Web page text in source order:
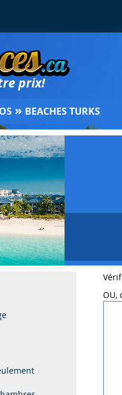
prix!
» BEACHES TURKS
OU,